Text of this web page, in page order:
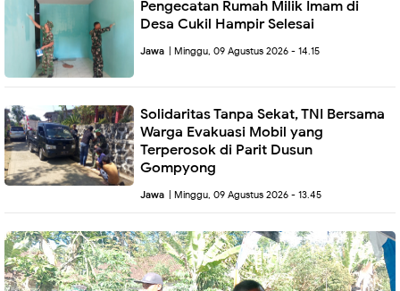
Pengecatan Rumah Milik Imam di
Desa Cukil Hampir Selesai
Jawa | Minggu, 09 Agustus 2026 - 14.15
Solidaritas Tanpa Sekat, TNI Bersama
Warga Evakuasi Mobil yang
Terperosok di Parit Dusun
Gompyong
Jawa | Minggu, 09 Agustus 2026 - 13.45